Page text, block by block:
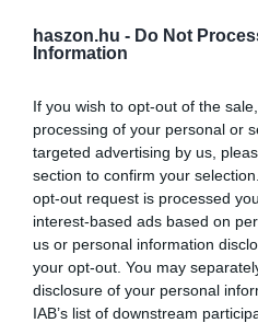
haszon.hu - Do Not
Information
If you wish to opt-out of the
processing of your personal or
targeted advertising by us,
section to confirm your
opt-out request is processed
interest-based ads based on
us or personal information
your opt-out. You may
disclosure of your personal
IAB’s list of downstream
Megugrott a
májusi rangsort
A vasfüggönyt is
traktorcsoda
Olcsóbb lett a búza és a
időjárás előrejelzés